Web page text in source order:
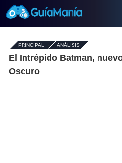
PRINCIPAL - ANÁLISIS
El Intrépido Batman,
Oscuro